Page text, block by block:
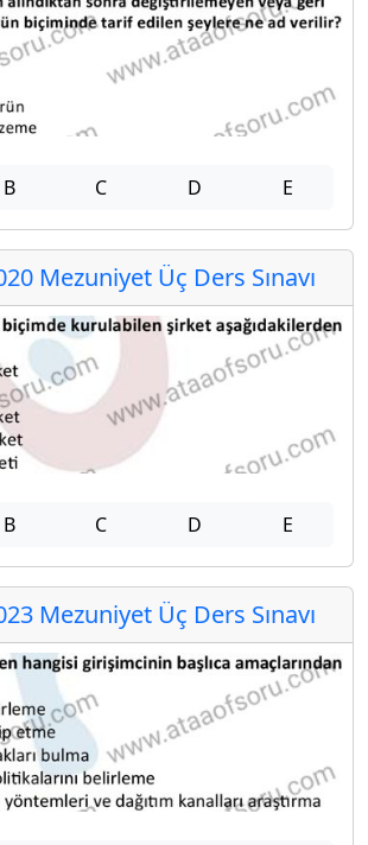
B C D E
Mezuniyet Üç Ders Sınavı
B C D E
Mezuniyet Üç Ders Sınavı